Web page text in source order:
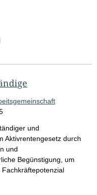
und
Aktivrentengesetz durch
und
Begünstigung, um